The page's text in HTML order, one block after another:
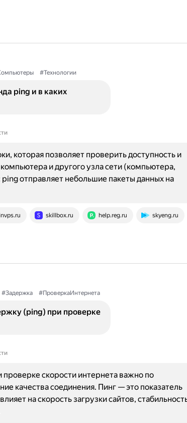
#Технологии
ping и в каких
skillbox.ru help.reg.ru skyeng.ru
которая позволяет проверить доступность и
и другого узла сети (компьютера,
отправляет небольшие пакеты данных на
#Задержка #ПроверкаИнтернета
(ping) при проверке
скорости интернета важно по
качества соединения. Пинг — это показатель
на скорость загрузки сайтов,